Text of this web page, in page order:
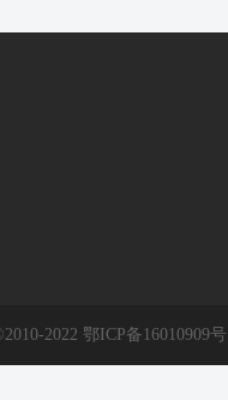
2022 鄂ICP备16010909号